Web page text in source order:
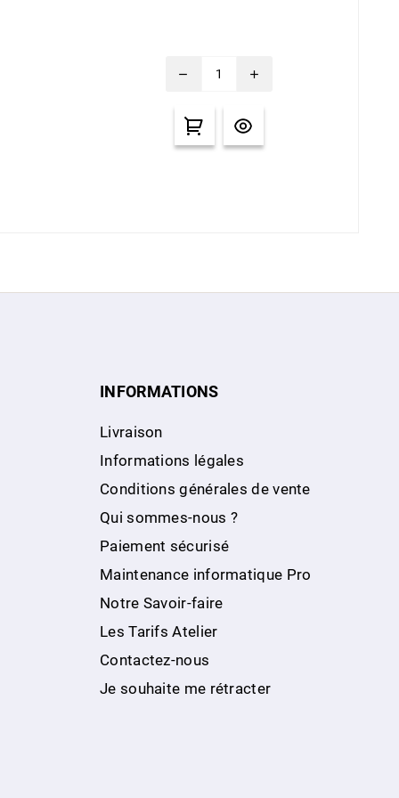
remove add
INFORMATIONS
Livraison
Informations légales
Conditions générales de vente
Qui sommes-nous ?
Paiement sécurisé
Maintenance informatique Pro
Notre Savoir-faire
Les Tarifs Atelier
Contactez-nous
Je souhaite me rétracter